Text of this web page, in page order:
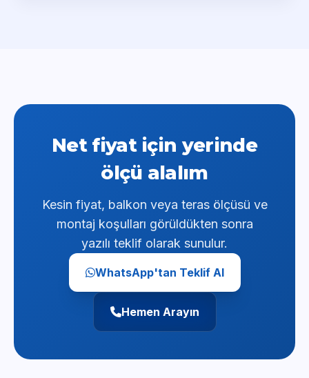
Net fiyat için yerinde
ölçü alalım
Kesin fiyat, balkon veya teras ölçüsü ve
montaj koşulları görüldükten sonra
yazılı teklif olarak sunulur.
WhatsApp'tan Teklif Al
Hemen Arayın